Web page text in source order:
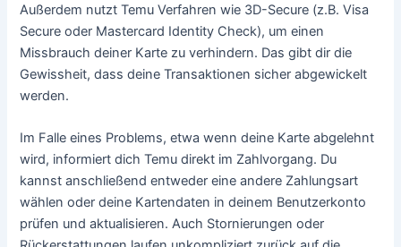
Außerdem nutzt Temu Verfahren wie 3D-Secure (z.B. Visa
Secure oder Mastercard Identity Check), um einen
Missbrauch deiner Karte zu verhindern. Das gibt dir die
Gewissheit, dass deine Transaktionen sicher abgewickelt
werden.
Im Falle eines Problems, etwa wenn deine Karte abgelehnt
wird, informiert dich Temu direkt im Zahlvorgang. Du
kannst anschließend entweder eine andere Zahlungsart
wählen oder deine Kartendaten in deinem Benutzerkonto
prüfen und aktualisieren. Auch Stornierungen oder